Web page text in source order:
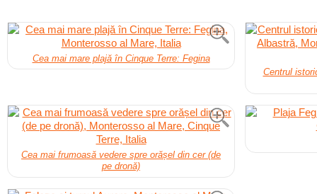
Cea mai mare plajă în Cinque Terre: Fegina
Centrul
Cea mai frumoasă vedere spre orășel din cer (de
pe dronă)